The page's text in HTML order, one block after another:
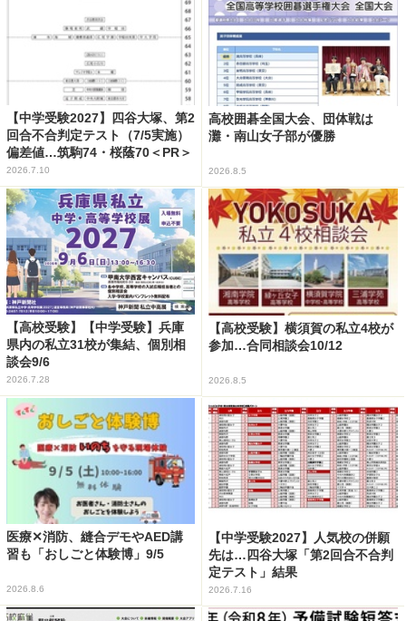
【中学受験2027】四谷大塚、第2
回合不合判定テスト（7/5実施）
偏差値…筑駒74・桜蔭70＜PR＞
2026.7.10
高校囲碁全国大会、団体戦は
灘・南山女子部が優勝
2026.8.5
【高校受験】【中学受験】兵庫
県内の私立31校が集結、個別相
談会9/6
2026.7.28
【高校受験】横須賀の私立4校が
参加…合同相談会10/12
2026.8.5
医療✕消防、縫合デモやAED講
習も「おしごと体験博」9/5
2026.8.6
【中学受験2027】人気校の併願
先は…四谷大塚「第2回合不合判
定テスト」結果
2026.7.16